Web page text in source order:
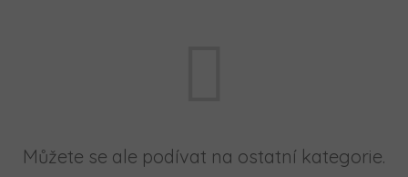
Můžete se ale podívat na ostatní kategorie.